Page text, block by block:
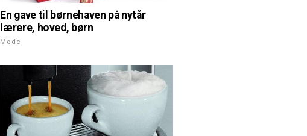
En gave til børnehaven på nytår
lærere, hoved, børn
Mode